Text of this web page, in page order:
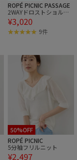
ROPÉ PICNIC PASSAGE
2WAYドロストショルダ
ーバッグ
¥3,020
9件
50%OFF
ROPÉ PICNIC
5分袖フリルニット
¥2,497